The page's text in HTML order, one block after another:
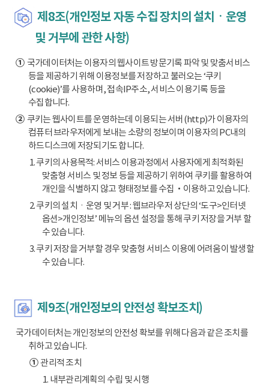
제8조(개인정보 자동 수집 장치의 설치ㆍ운영
및 거부에 관한 사항)
①국가데이터처는 이용자의 웹사이트 방문기록 파악 및 맞춤서비스
등을 제공하기 위해 이용정보를 저장하고 불러오는 ‘쿠키
(cookie)’를 사용하며, 접속IP주소, 서비스 이용기록 등을
수집합니다.
②쿠키는 웹사이트를 운영하는데 이용되는 서버(http)가 이용자의
컴퓨터 브라우저에게 보내는 소량의 정보이며 이용자의 PC내의
하드디스크에 저장되기도 합니다.
1. 쿠키의 사용목적: 서비스 이용과정에서 사용자에게 최적화된
맞춤형 서비스 및 정보 등을 제공하기 위하여 쿠키를 활용하여
개인을 식별하지 않고 형태정보를 수집‧이용하고 있습니다.
2. 쿠키의 설치ㆍ운영 및 거부 : 웹브라우저 상단의 ‘도구>인터넷
옵션>개인정보’ 메뉴의 옵션 설정을 통해 쿠키 저장을 거부 할
수 있습니다.
3. 쿠키 저장을 거부할 경우 맞춤형 서비스 이용에 어려움이 발생할
수 있습니다.
제9조(개인정보의 안전성 확보조치)
국가데이터처는 개인정보의 안전성 확보를 위해 다음과 같은 조치를
취하고 있습니다.
①관리적 조치
1. 내부관리계획의 수립 및 시행